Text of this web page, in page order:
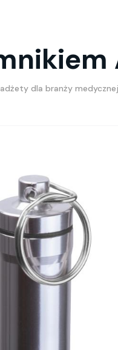
dla branży medycznej